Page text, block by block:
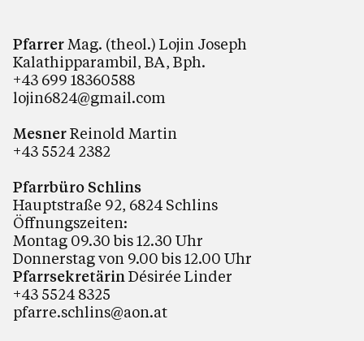
PfarrerMag. (theol.) Lojin Joseph
Kalathipparambil, BA, Bph.
+43 699 18360588
lojin6824@gmail.com
MesnerReinold Martin
+43 5524 2382
Pfarrbüro Schlins
Hauptstraße 92, 6824 Schlins
Öffnungszeiten:
Montag 09.30 bis 12.30 Uhr
Donnerstag von 9.00 bis 12.00 Uhr
PfarrsekretärinDésirée Linder
+43 5524 8325
pfarre.schlins@aon.at